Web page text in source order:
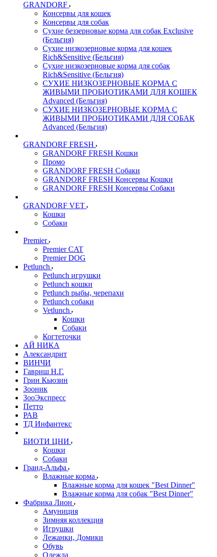
GRANDORF
Консервы для кошек
Консервы для собак
Сухие беззерновые корма для собак Exclusive
(Бельгия)
Сухие низкозерновые корма для кошек
Rich&Sensitive (Бельгия)
Сухие низкозерновые корма для собак
Rich&Sensitive (Бельгия)
СУХИЕ НИЗКОЗЕРНОВЫЕ КОРМА С
ЖИВЫМИ ПРОБИОТИКАМИ ДЛЯ КОШЕК
Advanced (Бельгия)
СУХИЕ НИЗКОЗЕРНОВЫЕ КОРМА С
ЖИВЫМИ ПРОБИОТИКАМИ ДЛЯ СОБАК
Advanced (Бельгия)
GRANDORF FRESH
GRANDORF FRESH Кошки
Промо
GRANDORF FRESH Собаки
GRANDORF FRESH Консервы Кошки
GRANDORF FRESH Консервы Собаки
GRANDORF VET
Кошки
Собаки
Premier
Premier CAT
Premier DOG
Petlunch
Petlunch игрушки
Petlunch кошки
Petlunch рыбы, черепахи
Petlunch собаки
Vetlunch
Кошки
Собаки
Когтеточки
АЙ НИКА
Александрит
ВИНЧИ
Гавриш Н.Г.
Грин Кьюзин
Зооник
ЗооЭкспресс
Петто
РАВ
ТД Инфантекс
БИОТИ ЦНИ
Кошки
Собаки
Гранд-Альфа
Влажные корма
Влажные корма для кошек "Best Dinner"
Влажные корма для собак "Best Dinner"
Фабрика Лион
Амуниция
Зимняя коллекция
Игрушки
Лежанки, Домики
Обувь
Одежда